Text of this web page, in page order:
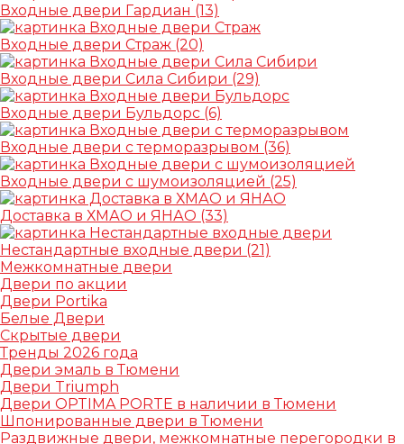
Входные двери Гардиан (13)
Входные двери Страж (20)
Входные двери Сила Сибири (29)
Входные двери Бульдорс (6)
Входные двери с терморазрывом (36)
Входные двери с шумоизоляцией (25)
Доставка в ХМАО и ЯНАО (33)
Нестандартные входные двери (21)
Межкомнатные двери
Двери по акции
Двери Portika
Белые Двери
Скрытые двери
Тренды 2026 года
Двери эмаль в Тюмени
Двери Triumph
Двери OPTIMA PORTE в наличии в Тюмени
Шпонированные двери в Тюмени
Раздвижные двери, межкомнатные перегородки в